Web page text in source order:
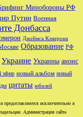
Минобороны РФ
Путин Военная
Донбасса
Джеймса Кэмерона
Образование РФ
Украине Украины анонс
эфир новый альбом новый
цитаты юбилей
предоставляются исключительно в
Администрация сайта